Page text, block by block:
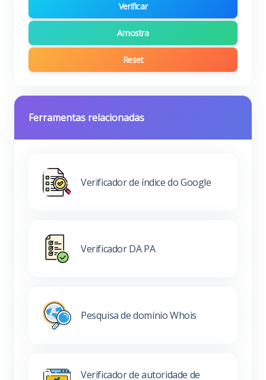
Verificar
Amostra
Reset
Ferramentas relacionadas
Verificador de índice do Google
Verificador DA PA
Pesquisa de domínio Whois
Verificador de autoridade de